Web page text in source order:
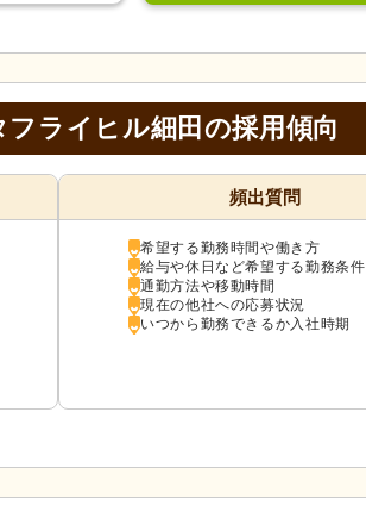
ライヒル細田の採用傾向
頻出質問
希望する勤務時間や働き方
給与や休日など希望する勤務条件
通勤方法や移動時間
現在の他社への応募状況
いつから勤務できるか入社時期